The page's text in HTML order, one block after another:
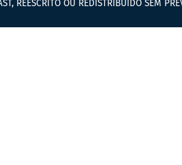
REESCRITO OU REDISTRIBUÍDO SEM